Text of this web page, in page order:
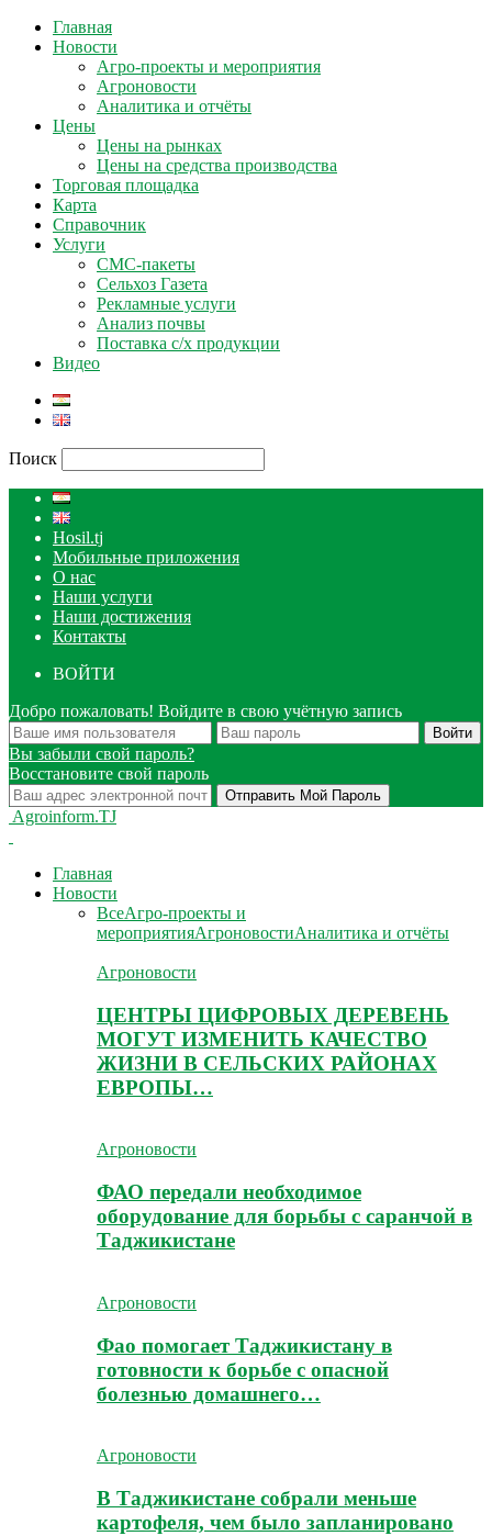
Главная
Новости
Агро-проекты и мероприятия
Агроновости
Аналитика и отчёты
Цены
Цены на рынках
Цены на средства производства
Торговая площадка
Карта
Справочник
Услуги
СМС-пакеты
Сельхоз Газета
Рекламные услуги
Анализ почвы
Поставка с/х продукции
Видео
Поиск
Hosil.tj
Мобильные приложения
О нас
Наши услуги
Наши достижения
Контакты
ВОЙТИ
Добро пожаловать! Войдите в свою учётную запись
Вы забыли свой пароль?
Восстановите свой пароль
Agroinform.TJ
Главная
Новости
ВсеАгро-проекты и
мероприятияАгроновостиАналитика и отчёты
Агроновости
ЦЕНТРЫ ЦИФРОВЫХ ДЕРЕВЕНЬ
МОГУТ ИЗМЕНИТЬ КАЧЕСТВО
ЖИЗНИ В СЕЛЬСКИХ РАЙОНАХ
ЕВРОПЫ…
Агроновости
ФАО передали необходимое
оборудование для борьбы с саранчой в
Таджикистане
Агроновости
Фао помогает Таджикистану в
готовности к борьбе с опасной
болезнью домашнего…
Агроновости
В Таджикистане собрали меньше
картофеля, чем было запланировано